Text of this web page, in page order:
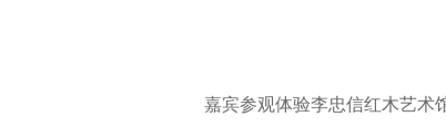
嘉宾参观体验李忠信红木艺术